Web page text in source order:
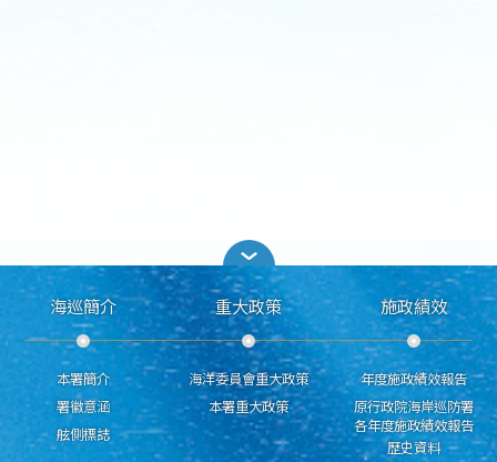
海巡簡介
本署簡介
署徽意涵
舷側標誌
重大政策
海洋委員會重大政策
本署重大政策
施政績效
年度施政績效報告
原行政院海岸巡防署
各年度施政績效報告
歷史資料